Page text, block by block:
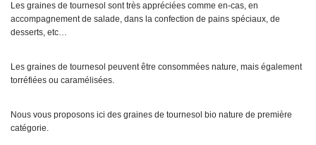
Les graines de tournesol sont très appréciées comme en-cas, en
accompagnement de salade, dans la confection de pains spéciaux, de
desserts, etc…
Les graines de tournesol peuvent être consommées nature, mais également
torréfiées ou caramélisées.
Nous vous proposons ici des graines de tournesol bio nature de première
catégorie.